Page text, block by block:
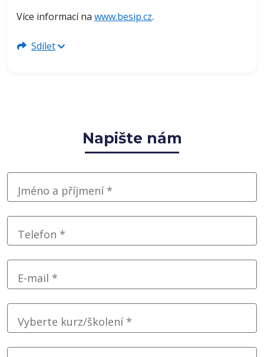
Více informací na www.besip.cz.
Sdílet
Napište nám
Jméno a příjmení *
Telefon *
E-mail *
Vyberte kurz/školení *